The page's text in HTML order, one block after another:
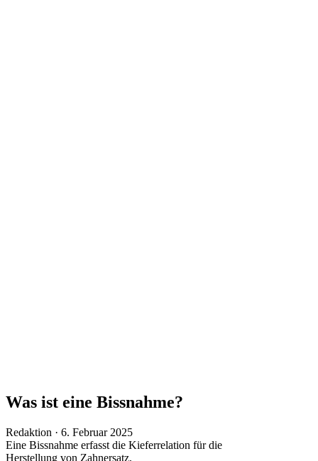
Was ist eine Bissnahme?
Redaktion · Veröffentlicht
am
6. Februar 2025
Eine Bissnahme erfasst die Kieferrelation für die
Herstellung von Zahnersatz.